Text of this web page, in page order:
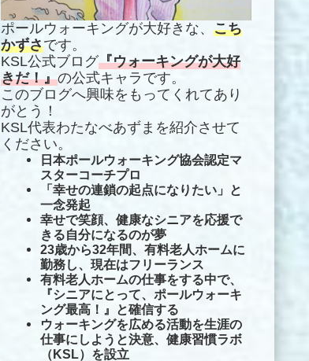
ポールウォーキングが大好きな、 こち
かずさです。
KSL公式ブログ『ウォーキングが大好
きだ！』の公式キャラです。
このブログへ興味をもってくれてあり
がとう！
KSL代表わたなべあずまを紹介させて
ください。
日本ポールウォーキング協会認定マ
スターコーチプロ
「幸せの連鎖の起点になりたい」と
一念発起
幸せで笑顔、 健康なシニアを応援で
きる自分になるのが夢
23歳から32年間、有料老人ホームに
勤務し、現在はフリーランス
有料老人ホームの仕事をする中で、
『シニアにとって、ポールウォーキ
ング最高！』と確信する
ウォーキングを広める活動を生涯の
仕事にしようと決意、健康習慣ラボ
（KSL）を設立